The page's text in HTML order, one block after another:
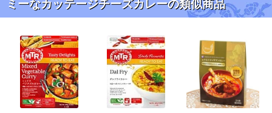
ミーなカッテージチーズカレーの類似商品